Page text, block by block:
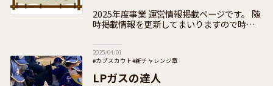
2025年度事業 運営情報掲載ページです。 随
時掲載情報を更新してまいりますので時折の
活動を提供しつつ、
2025/04/01
#カブスカウト#新チャレンジ章
#日本連盟事業（通年・季節事業）
LPガスの達人